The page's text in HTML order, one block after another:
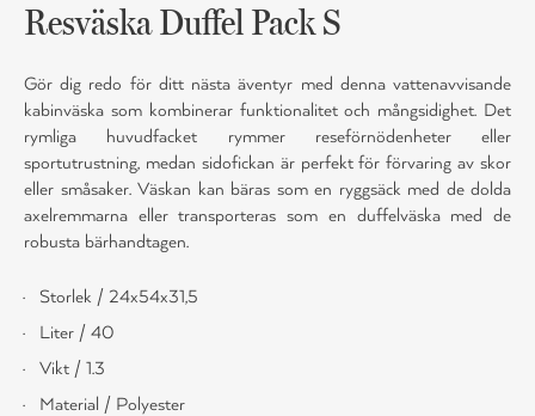
Resväska Duffel Pack S
Gör dig redo för ditt nästa äventyr med denna vattenavvisande
kabinväska som kombinerar funktionalitet och mångsidighet. Det
rymliga huvudfacket rymmer reseförnödenheter eller
sportutrustning, medan sidofickan är perfekt för förvaring av skor
eller småsaker. Väskan kan bäras som en ryggsäck med de dolda
axelremmarna eller transporteras som en duffelväska med de
robusta bärhandtagen.
Storlek / 24x54x31,5
Liter / 40
Vikt / 1.3
Material / Polyester